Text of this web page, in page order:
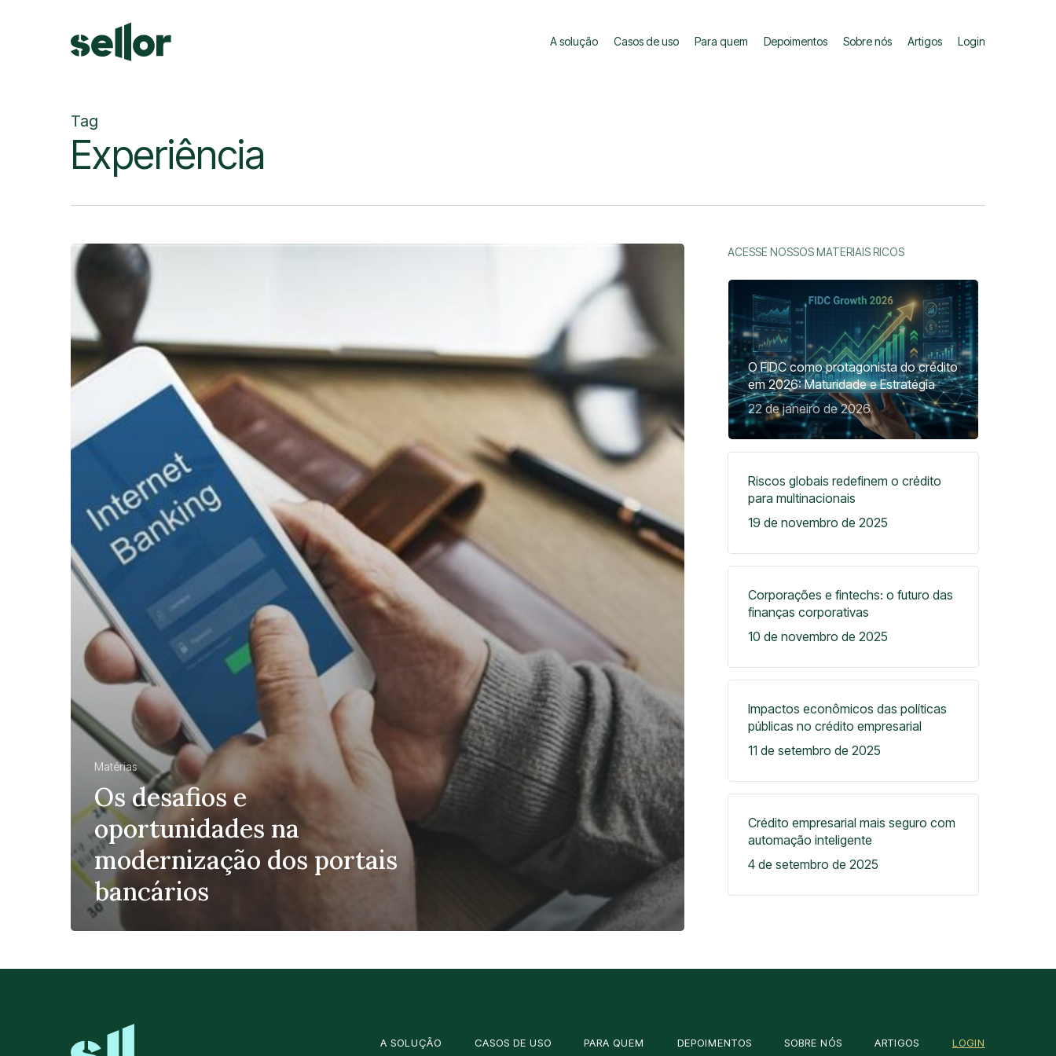
A solução Casos de uso Para quem Depoimentos Sobre nós Artigos Login
Tag
Experiência
Matérias
Os desafios e
oportunidades na
modernização dos portais
bancários
ACESSE NOSSOS MATERIAIS RICOS
O FIDC como protagonista do crédito
em 2026: Maturidade e Estratégia
22 de janeiro de 2026
Riscos globais redefinem o crédito
para multinacionais
19 de novembro de 2025
Corporações e fintechs: o futuro das
finanças corporativas
10 de novembro de 2025
Impactos econômicos das políticas
públicas no crédito empresarial
11 de setembro de 2025
Crédito empresarial mais seguro com
automação inteligente
4 de setembro de 2025
A SOLUÇÃO CASOS DE USO PARA QUEM DEPOIMENTOS SOBRE NÓS ARTIGOS LOGIN